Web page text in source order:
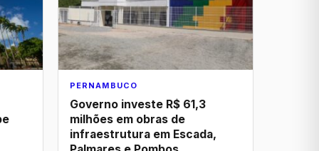
PERNAMBUCO
Governo investe R$ 61,3
milhões em obras de
infraestrutura em Escada,